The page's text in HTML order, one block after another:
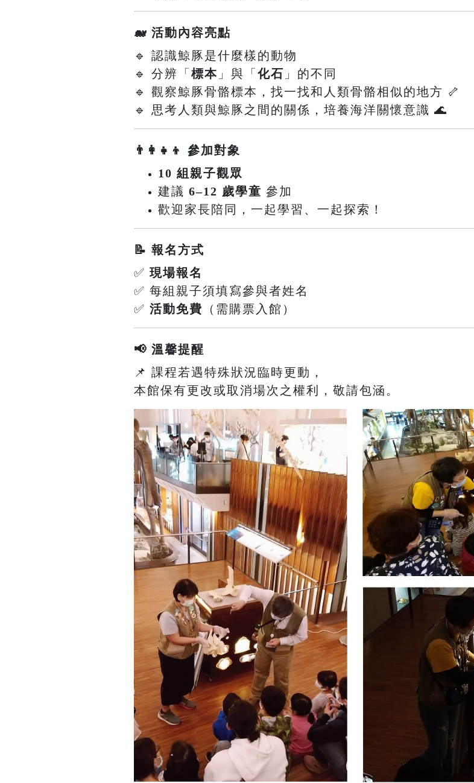
🐋 活動內容亮點
🔹 認識鯨豚是什麼樣的動物
🔹 分辨「 標本 」與「 化石 」的不同
🔹 觀察鯨豚骨骼標本，找一找和人類骨骼相似的地方 🦴
🔹 思考人類與鯨豚之間的關係，培養海洋關懷意識 🌊
👨‍👩‍👧‍👦 參加對象
10 組親子觀眾
建議 6–12 歲學童 參加
歡迎家長陪同，一起學習、一起探索！
📝 報名方式
✅ 現場報名
✅ 每組親子須填寫參與者姓名
✅ 活動免費 （需購票入館）
📢 溫馨提醒
📌 課程若遇特殊狀況臨時更動，
本館保有更改或取消場次之權利，敬請包涵。